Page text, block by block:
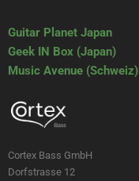
Guitar Planet Japan
Geek IN Box (Japan)
Music Avenue (Schweiz)
Cortex Bass GmbH
Dorfstrasse 12